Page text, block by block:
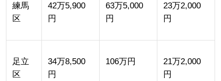
練馬
区
42万5,900
円
63万5,000
円
23万2,000
円
足立
区
34万8,500
円
106万円
21万2,000
円